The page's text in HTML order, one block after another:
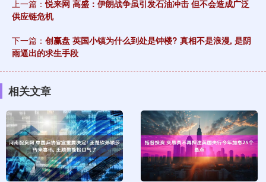
上一篇：悦来网 高盛：伊朗战争虽引发石油冲击 但不会造成广泛
供应链危机
下一篇： 创赢盘 英国小镇为什么到处是钟楼? 真相不是浪漫, 是阴
雨逼出的求生手段
相关文章